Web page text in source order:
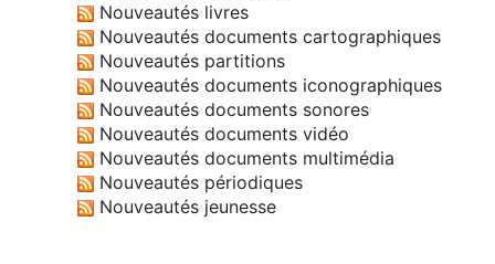
Nouveautés livres
Nouveautés documents cartographiques
Nouveautés partitions
Nouveautés documents iconographiques
Nouveautés documents sonores
Nouveautés documents vidéo
Nouveautés documents multimédia
Nouveautés périodiques
Nouveautés jeunesse